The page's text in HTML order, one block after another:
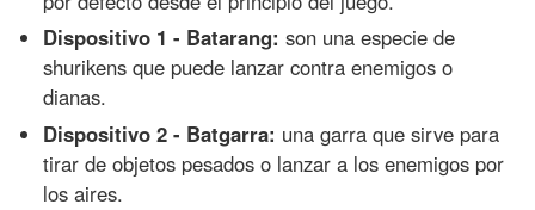
Dispositivo 1 - Batarang: son una especie de
shurikens que puede lanzar contra enemigos o
dianas.
Dispositivo 2 - Batgarra: una garra que sirve para
tirar de objetos pesados o lanzar a los enemigos por
los aires.